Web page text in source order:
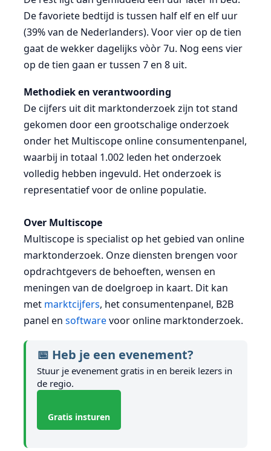
De favoriete bedtijd is tussen half elf en elf uur
(39% van de Nederlanders). Voor vier op de tien
gaat de wekker dagelijks vòòr 7u. Nog eens vier
op de tien gaan er tussen 7 en 8 uit.
Methodiek en verantwoording
De cijfers uit dit marktonderzoek zijn tot stand
gekomen door een grootschalige onderzoek
onder het Multiscope online consumentenpanel,
waarbij in totaal 1.002 leden het onderzoek
volledig hebben ingevuld. Het onderzoek is
representatief voor de online populatie.
Over Multiscope
Multiscope is specialist op het gebied van online
marktonderzoek. Onze diensten brengen voor
opdrachtgevers de behoeften, wensen en
meningen van de doelgroep in kaart. Dit kan
met marktcijfers, het consumentenpanel, B2B
panel en softwarevoor online marktonderzoek.
📅 Heb je een evenement?
Stuur je evenement gratis in en bereik lezers in
de regio.
Gratis insturen